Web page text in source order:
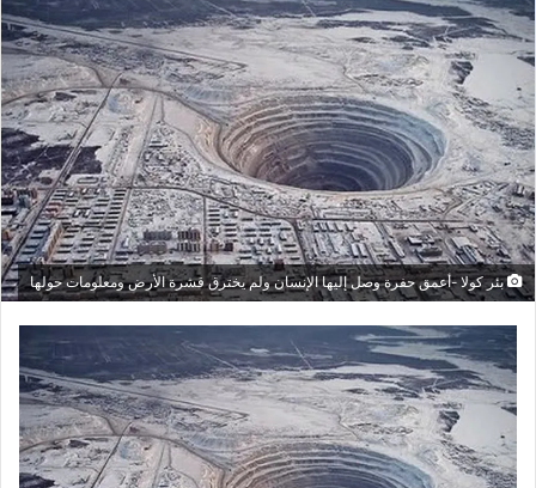
بئر كولا -أعمق حفرة وصل إليها الإنسان ولم يخترق قشرة الأرض ومعلومات حولها